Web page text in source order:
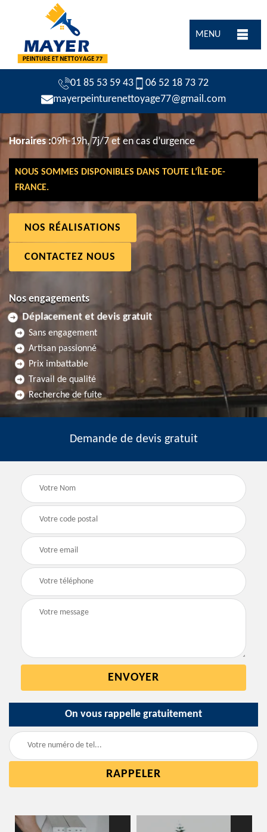
MENU
01 85 53 59 43
06 52 18 73 72
mayerpeinturenettoyage77@gmail.com
Horaires :09h-19h, 7j/7 et en cas d’urgence
NOUS SOMMES DISPONIBLES DANS TOUTE L’ÎLE-DE-
FRANCE.
NOS RÉALISATIONS
CONTACTEZ NOUS
Nos engagements
Déplacement et devis gratuit
Sans engagement
Artisan passionné
Prix imbattable
Travail de qualité
Recherche de fuite
Demande de devis gratuit
On vous rappelle gratuitement